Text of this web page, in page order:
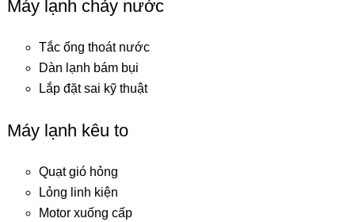
Máy lạnh chảy nước
Tắc ống thoát nước
Dàn lạnh bám bụi
Lắp đặt sai kỹ thuật
Máy lạnh kêu to
Quạt gió hỏng
Lỏng linh kiện
Motor xuống cấp